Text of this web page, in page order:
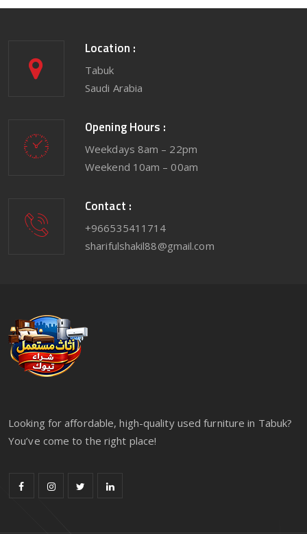
Location :
Tabuk
Saudi Arabia
Opening Hours :
Weekdays 8am – 22pm
Weekend 10am – 00am
Contact :
+966535411714
sharifulshakil88@gmail.com
Looking for affordable, high-quality used furniture in Tabuk?
You’ve come to the right place!